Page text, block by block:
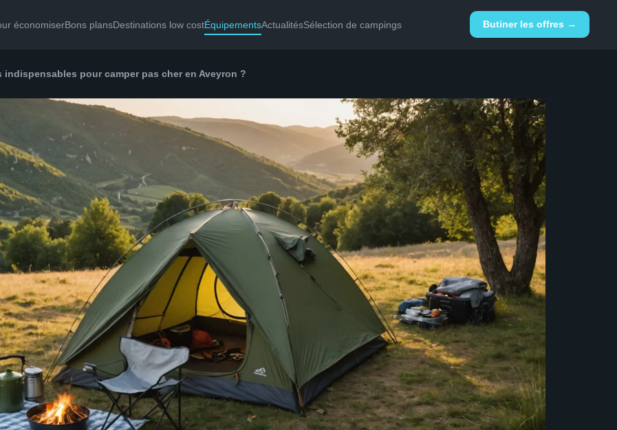
économiserBons plansDestinations low costÉquipementsActualitésSélection de campings Butiner les offres →
pour camper pas cher en Aveyron ?